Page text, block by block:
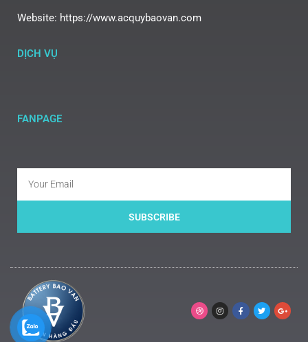
Website: https://www.acquybaovan.com
DỊCH VỤ
FANPAGE
SUBSCRIBE